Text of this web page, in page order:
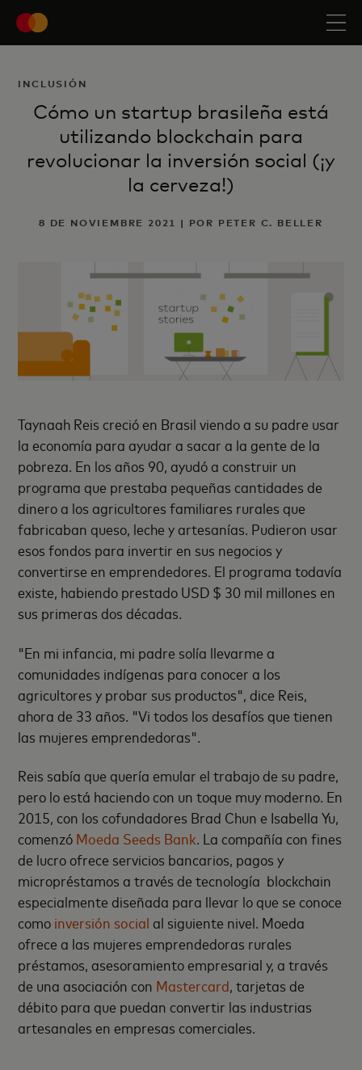
INCLUSIÓN
Cómo un startup brasileña está
utilizando blockchain para
revolucionar la inversión social (¡y
la cerveza!)
8 DE NOVIEMBRE 2021 | POR PETER C. BELLER
Taynaah Reis creció en Brasil viendo a su padre usar
la economía para ayudar a sacar a la gente de la
pobreza. En los años 90, ayudó a construir un
programa que prestaba pequeñas cantidades de
dinero a los agricultores familiares rurales que
fabricaban queso, leche y artesanías. Pudieron usar
esos fondos para invertir en sus negocios y
convertirse en emprendedores. El programa todavía
existe, habiendo prestado USD $ 30 mil millones en
sus primeras dos décadas.
"En mi infancia, mi padre solía llevarme a
comunidades indígenas para conocer a los
agricultores y probar sus productos", dice Reis,
ahora de 33 años. "Vi todos los desafíos que tienen
las mujeres emprendedoras".
Reis sabía que quería emular el trabajo de su padre,
pero lo está haciendo con un toque muy moderno. En
2015, con los cofundadores Brad Chun e Isabella Yu,
comenzó Moeda Seeds Bank. La compañía con fines
de lucro ofrece servicios bancarios, pagos y
micropréstamos a través de tecnología blockchain
especialmente diseñada para llevar lo que se conoce
como inversión social al siguiente nivel. Moeda
ofrece a las mujeres emprendedoras rurales
préstamos, asesoramiento empresarial y, a través
de una asociación con Mastercard, tarjetas de
débito para que puedan convertir las industrias
artesanales en empresas comerciales.